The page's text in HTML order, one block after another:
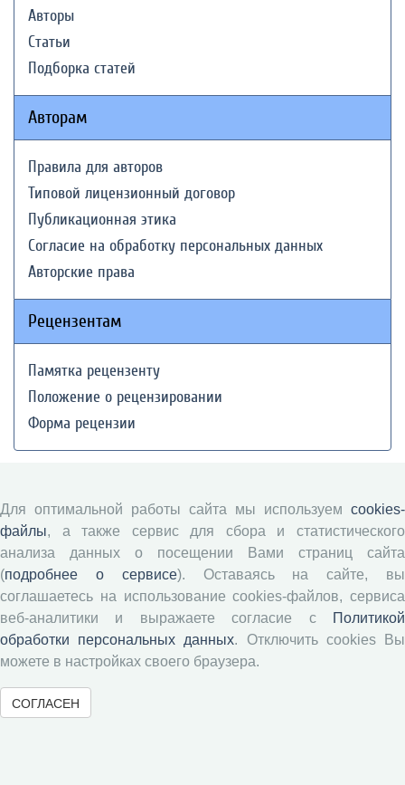
Авторы
Статьи
Подборка статей
Авторам
Правила для авторов
Типовой лицензионный договор
Публикационная этика
Согласие на обработку персональных данных
Авторские права
Рецензентам
Памятка рецензенту
Положение о рецензировании
Форма рецензии
Экономические и социальные перемены
Проблемы развития территории
Вопросы территориального развития
Социальное пространство
Юный экономист
АгроЗооТехника
Для оптимальной работы сайта мы используем cookies-
файлы, а также сервис для сбора и статистического
анализа данных о посещении Вами страниц сайта
(подробнее о сервисе). Оставаясь на сайте, вы
соглашаетесь на использование cookies-файлов, сервиса
веб-аналитики и выражаете согласие с
Политикой
обработки персональных данных. Отключить cookies Вы
можете в настройках своего браузера.
СОГЛАСЕН